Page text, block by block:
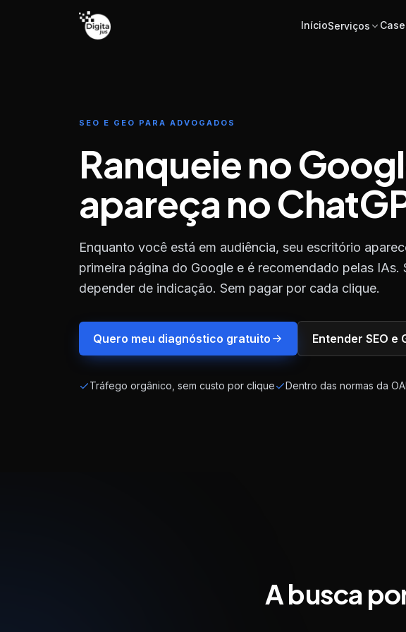
Pular para o conteúdo
InícioServiços
SEO E GEO PARA ADVOGADOS
Ranqueie no
apareça no
Enquanto você está em audiência, seu escritório
primeira página do Google e é recomendado pelas IAs.
depender de indicação. Sem pagar por cada clique.
Quero meu diagnóstico gratuito Entender SEO e
Tráfego orgânico, sem custo por clique Dentro das normas da
A busca